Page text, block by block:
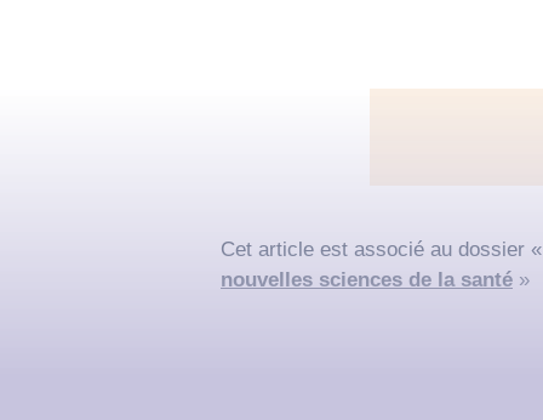
Cet article est associé au dossier
nouvelles sciences de la santé »